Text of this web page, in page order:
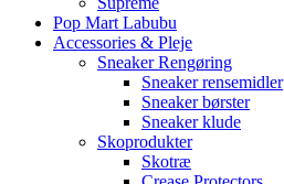
Pop Mart Labubu
Accessories & Pleje
Sneaker Rengøring
Sneaker rensemidler
Sneaker børster
Sneaker klude
Skoprodukter
Skotræ